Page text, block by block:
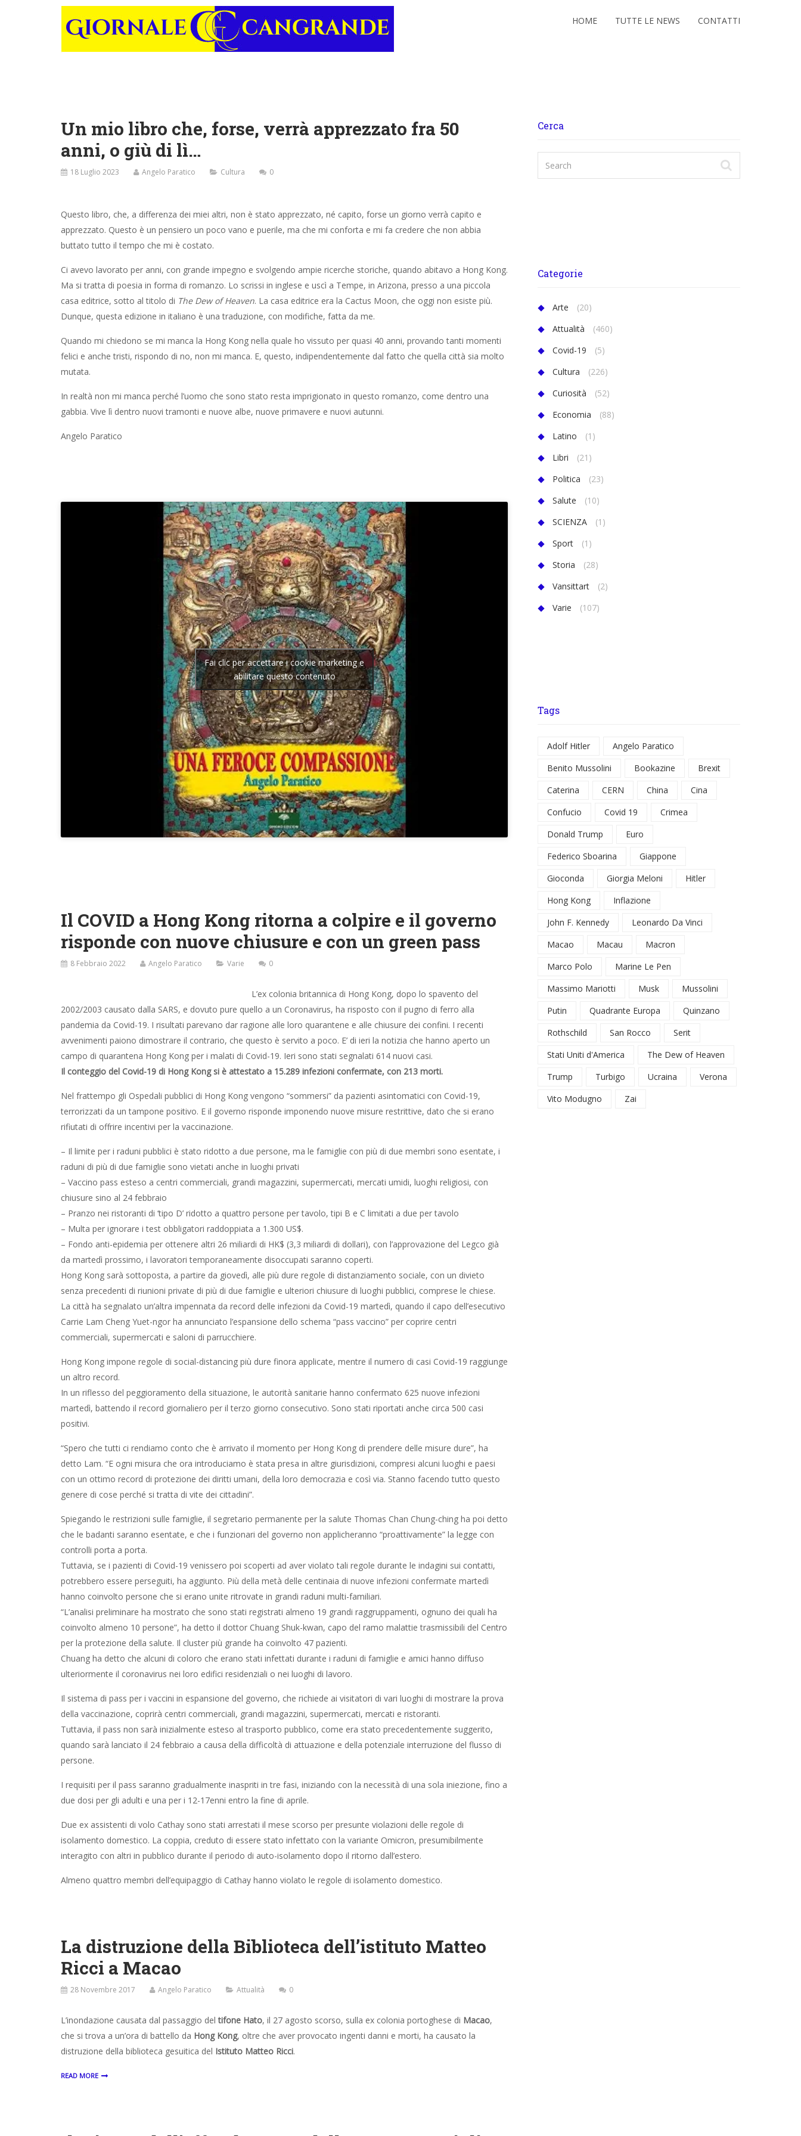
HOME TUTTE LE NEWS CONTATTI
Un mio libro che, forse, verrà apprezzato fra 50
anni, o giù di lì…
18 Luglio 2023 Angelo Paratico Cultura 0
Questo libro, che, a differenza dei miei altri, non è stato apprezzato, né capito, forse un giorno verrà capito e
apprezzato. Questo è un pensiero un poco vano e puerile, ma che mi conforta e mi fa credere che non abbia
buttato tutto il tempo che mi è costato.
Ci avevo lavorato per anni, con grande impegno e svolgendo ampie ricerche storiche, quando abitavo a Hong Kong.
Ma si tratta di poesia in forma di romanzo. Lo scrissi in inglese e uscì a Tempe, in Arizona, presso a una piccola
casa editrice, sotto al titolo di The Dew of Heaven. La casa editrice era la Cactus Moon, che oggi non esiste più.
Dunque, questa edizione in italiano è una traduzione, con modifiche, fatta da me.
Quando mi chiedono se mi manca la Hong Kong nella quale ho vissuto per quasi 40 anni, provando tanti momenti
felici e anche tristi, rispondo di no, non mi manca. E, questo, indipendentemente dal fatto che quella città sia molto
mutata.
In realtà non mi manca perché l’uomo che sono stato resta imprigionato in questo romanzo, come dentro una
gabbia. Vive lì dentro nuovi tramonti e nuove albe, nuove primavere e nuovi autunni.
Angelo Paratico
Fai clic per accettare i cookie marketing e
abilitare questo contenuto
Il COVID a Hong Kong ritorna a colpire e il governo
risponde con nuove chiusure e con un green pass
8 Febbraio 2022 Angelo Paratico Varie 0
L’ex colonia britannica di Hong Kong, dopo lo spavento del
2002/2003 causato dalla SARS, e dovuto pure quello a un Coronavirus, ha risposto con il pugno di ferro alla
pandemia da Covid-19. I risultati parevano dar ragione alle loro quarantene e alle chiusure dei confini. I recenti
avvenimenti paiono dimostrare il contrario, che questo è servito a poco. E’ di ieri la notizia che hanno aperto un
campo di quarantena Hong Kong per i malati di Covid-19. Ieri sono stati segnalati 614 nuovi casi.
Il conteggio del Covid-19 di Hong Kong si è attestato a 15.289 infezioni confermate, con 213 morti.
Nel frattempo gli Ospedali pubblici di Hong Kong vengono “sommersi” da pazienti asintomatici con Covid-19,
terrorizzati da un tampone positivo. E il governo risponde imponendo nuove misure restrittive, dato che si erano
rifiutati di offrire incentivi per la vaccinazione.
– Il limite per i raduni pubblici è stato ridotto a due persone, ma le famiglie con più di due membri sono esentate, i
raduni di più di due famiglie sono vietati anche in luoghi privati
– Vaccino pass esteso a centri commerciali, grandi magazzini, supermercati, mercati umidi, luoghi religiosi, con
chiusure sino al 24 febbraio
– Pranzo nei ristoranti di ‘tipo D’ ridotto a quattro persone per tavolo, tipi B e C limitati a due per tavolo
– Multa per ignorare i test obbligatori raddoppiata a 1.300 US$.
– Fondo anti-epidemia per ottenere altri 26 miliardi di HK$ (3,3 miliardi di dollari), con l’approvazione del Legco già
da martedì prossimo, i lavoratori temporaneamente disoccupati saranno coperti.
Hong Kong sarà sottoposta, a partire da giovedì, alle più dure regole di distanziamento sociale, con un divieto
senza precedenti di riunioni private di più di due famiglie e ulteriori chiusure di luoghi pubblici, comprese le chiese.
La città ha segnalato un’altra impennata da record delle infezioni da Covid-19 martedì, quando il capo dell’esecutivo
Carrie Lam Cheng Yuet-ngor ha annunciato l’espansione dello schema “pass vaccino” per coprire centri
commerciali, supermercati e saloni di parrucchiere.
Hong Kong impone regole di social-distancing più dure finora applicate, mentre il numero di casi Covid-19 raggiunge
un altro record.
In un riflesso del peggioramento della situazione, le autorità sanitarie hanno confermato 625 nuove infezioni
martedì, battendo il record giornaliero per il terzo giorno consecutivo. Sono stati riportati anche circa 500 casi
positivi.
“Spero che tutti ci rendiamo conto che è arrivato il momento per Hong Kong di prendere delle misure dure”, ha
detto Lam. “E ogni misura che ora introduciamo è stata presa in altre giurisdizioni, compresi alcuni luoghi e paesi
con un ottimo record di protezione dei diritti umani, della loro democrazia e così via. Stanno facendo tutto questo
genere di cose perché si tratta di vite dei cittadini”.
Spiegando le restrizioni sulle famiglie, il segretario permanente per la salute Thomas Chan Chung-ching ha poi detto
che le badanti saranno esentate, e che i funzionari del governo non applicheranno “proattivamente” la legge con
controlli porta a porta.
Tuttavia, se i pazienti di Covid-19 venissero poi scoperti ad aver violato tali regole durante le indagini sui contatti,
potrebbero essere perseguiti, ha aggiunto. Più della metà delle centinaia di nuove infezioni confermate martedì
hanno coinvolto persone che si erano unite ritrovate in grandi raduni multi-familiari.
“L’analisi preliminare ha mostrato che sono stati registrati almeno 19 grandi raggruppamenti, ognuno dei quali ha
coinvolto almeno 10 persone”, ha detto il dottor Chuang Shuk-kwan, capo del ramo malattie trasmissibili del Centro
per la protezione della salute. Il cluster più grande ha coinvolto 47 pazienti.
Chuang ha detto che alcuni di coloro che erano stati infettati durante i raduni di famiglie e amici hanno diffuso
ulteriormente il coronavirus nei loro edifici residenziali o nei luoghi di lavoro.
Il sistema di pass per i vaccini in espansione del governo, che richiede ai visitatori di vari luoghi di mostrare la prova
della vaccinazione, coprirà centri commerciali, grandi magazzini, supermercati, mercati e ristoranti.
Tuttavia, il pass non sarà inizialmente esteso al trasporto pubblico, come era stato precedentemente suggerito,
quando sarà lanciato il 24 febbraio a causa della difficoltà di attuazione e della potenziale interruzione del flusso di
persone.
I requisiti per il pass saranno gradualmente inaspriti in tre fasi, iniziando con la necessità di una sola iniezione, fino a
due dosi per gli adulti e una per i 12-17enni entro la fine di aprile.
Due ex assistenti di volo Cathay sono stati arrestati il mese scorso per presunte violazioni delle regole di
isolamento domestico. La coppia, creduto di essere stato infettato con la variante Omicron, presumibilmente
interagito con altri in pubblico durante il periodo di auto-isolamento dopo il ritorno dall’estero.
Almeno quattro membri dell’equipaggio di Cathay hanno violato le regole di isolamento domestico.
La distruzione della Biblioteca dell’istituto Matteo
Ricci a Macao
28 Novembre 2017 Angelo Paratico Attualità 0
L’inondazione causata dal passaggio deltifone Hato, il 27 agosto scorso, sulla ex colonia portoghese di Macao,
che si trova a un’ora di battello da Hong Kong, oltre che aver provocato ingenti danni e morti, ha causato la
distruzione della biblioteca gesuitica del Istituto Matteo Ricci.
READ MORE
Cerca
Categorie
Arte
(20)
Attualità
(460)
Covid-19
(5)
Cultura
(226)
Curiosità
(52)
Economia
(88)
Latino
(1)
Libri
(21)
Politica
(23)
Salute
(10)
SCIENZA
(1)
Sport
(1)
Storia
(28)
Vansittart
(2)
Varie
(107)
Tags
Adolf Hitler
Angelo Paratico
Benito Mussolini
Bookazine
Brexit
Caterina
CERN China
Cina
Confucio
Covid 19
Crimea
Donald Trump
Euro
Federico Sboarina
Giappone
Gioconda
Giorgia Meloni
Hitler
Hong Kong
Inflazione
John F. Kennedy
Leonardo Da Vinci
Macao
Macau
Macron
Marco Polo
Marine Le Pen
Massimo Mariotti
Musk
Mussolini
Putin
Quadrante Europa
Quinzano
Rothschild
San Rocco
Serit
Stati Uniti d'America
The Dew of Heaven
Trump
Turbigo Ucraina
Verona
Vito Modugno
Zai